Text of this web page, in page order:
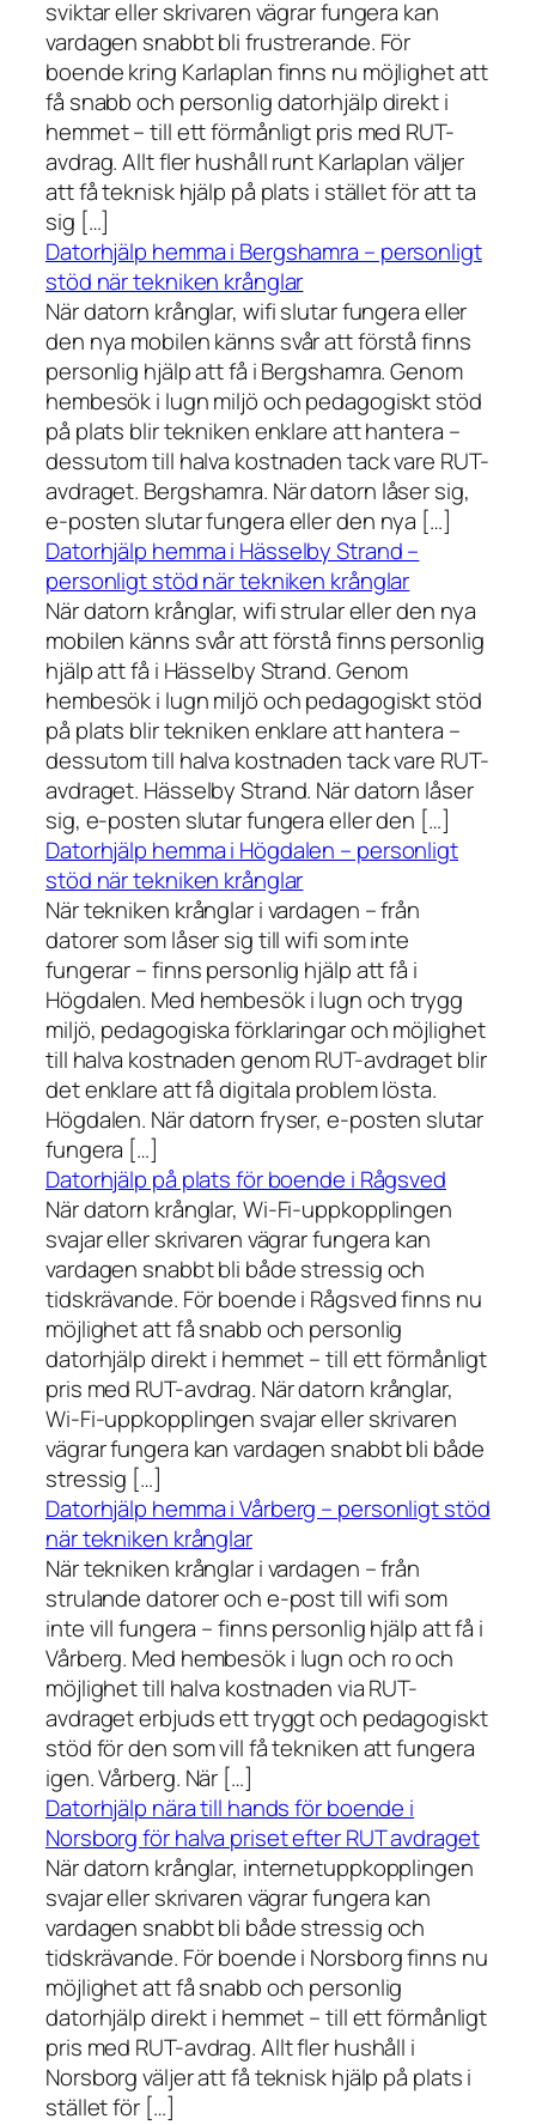
sviktar eller skrivaren vägrar fungera kan
vardagen snabbt bli frustrerande. För
boende kring Karlaplan finns nu möjlighet att
få snabb och personlig datorhjälp direkt i
hemmet – till ett förmånligt pris med RUT-
avdrag. Allt fler hushåll runt Karlaplan väljer
att få teknisk hjälp på plats i stället för att ta
sig […]
Datorhjälp hemma i Bergshamra – personligt
stöd när tekniken krånglar
När datorn krånglar, wifi slutar fungera eller
den nya mobilen känns svår att förstå finns
personlig hjälp att få i Bergshamra. Genom
hembesök i lugn miljö och pedagogiskt stöd
på plats blir tekniken enklare att hantera –
dessutom till halva kostnaden tack vare RUT-
avdraget. Bergshamra. När datorn låser sig,
e-posten slutar fungera eller den nya […]
Datorhjälp hemma i Hässelby Strand –
personligt stöd när tekniken krånglar
När datorn krånglar, wifi strular eller den nya
mobilen känns svår att förstå finns personlig
hjälp att få i Hässelby Strand. Genom
hembesök i lugn miljö och pedagogiskt stöd
på plats blir tekniken enklare att hantera –
dessutom till halva kostnaden tack vare RUT-
avdraget. Hässelby Strand. När datorn låser
sig, e-posten slutar fungera eller den […]
Datorhjälp hemma i Högdalen – personligt
stöd när tekniken krånglar
När tekniken krånglar i vardagen – från
datorer som låser sig till wifi som inte
fungerar – finns personlig hjälp att få i
Högdalen. Med hembesök i lugn och trygg
miljö, pedagogiska förklaringar och möjlighet
till halva kostnaden genom RUT-avdraget blir
det enklare att få digitala problem lösta.
Högdalen. När datorn fryser, e-posten slutar
fungera […]
Datorhjälp på plats för boende i Rågsved
När datorn krånglar, Wi-Fi-uppkopplingen
svajar eller skrivaren vägrar fungera kan
vardagen snabbt bli både stressig och
tidskrävande. För boende i Rågsved finns nu
möjlighet att få snabb och personlig
datorhjälp direkt i hemmet – till ett förmånligt
pris med RUT-avdrag. När datorn krånglar,
Wi-Fi-uppkopplingen svajar eller skrivaren
vägrar fungera kan vardagen snabbt bli både
stressig […]
Datorhjälp hemma i Vårberg – personligt stöd
när tekniken krånglar
När tekniken krånglar i vardagen – från
strulande datorer och e-post till wifi som
inte vill fungera – finns personlig hjälp att få i
Vårberg. Med hembesök i lugn och ro och
möjlighet till halva kostnaden via RUT-
avdraget erbjuds ett tryggt och pedagogiskt
stöd för den som vill få tekniken att fungera
igen. Vårberg. När […]
Datorhjälp nära till hands för boende i
Norsborg för halva priset efter RUT avdraget
När datorn krånglar, internetuppkopplingen
svajar eller skrivaren vägrar fungera kan
vardagen snabbt bli både stressig och
tidskrävande. För boende i Norsborg finns nu
möjlighet att få snabb och personlig
datorhjälp direkt i hemmet – till ett förmånligt
pris med RUT-avdrag. Allt fler hushåll i
Norsborg väljer att få teknisk hjälp på plats i
stället för […]